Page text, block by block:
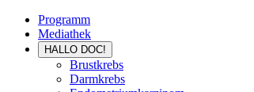
Programm
Mediathek
HALLO DOC!
Brustkrebs
Darmkrebs